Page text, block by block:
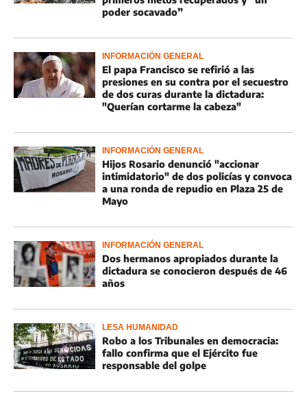
poder socavado”
INFORMACIÓN GENERAL
El papa Francisco se refirió a las
presiones en su contra por el secuestro
de dos curas durante la dictadura:
"Querían cortarme la cabeza"
INFORMACIÓN GENERAL
Hijos Rosario denunció "accionar
intimidatorio" de dos policías y convoca
a una ronda de repudio en Plaza 25 de
Mayo
INFORMACIÓN GENERAL
Dos hermanos apropiados durante la
dictadura se conocieron después de 46
años
LESA HUMANIDAD
Robo a los Tribunales en democracia:
fallo confirma que el Ejército fue
responsable del golpe